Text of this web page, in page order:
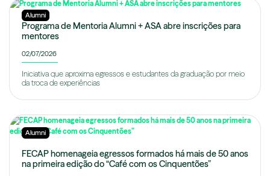
Alumni
Programa de Mentoria Alumni + ASA abre inscrições para
mentores
02/07/2026
Iniciativa que aproxima egressos e estudantes da graduação por meio
da troca de experiências
Alumni
FECAP homenageia egressos formados há mais de 50 anos
na primeira edição do “Café com os Cinquentões”